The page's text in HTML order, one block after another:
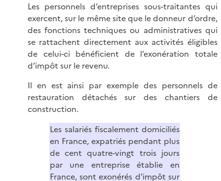
Les personnels d’entreprises sous-traitantes qui
exercent, sur le même site que le donneur d’ordre,
des fonctions techniques ou administratives qui
se rattachent directement aux activités éligibles
de celui-ci bénéficient de l’exonération totale
d’impôt sur le revenu.
Il en est ainsi par exemple des personnels de
restauration détachés sur des chantiers de
construction.
Les salariés fiscalement domiciliés
en France, expatriés pendant plus
de cent quatre-vingt trois jours
par une entreprise établie en
France, sont exonérés d'impôt sur